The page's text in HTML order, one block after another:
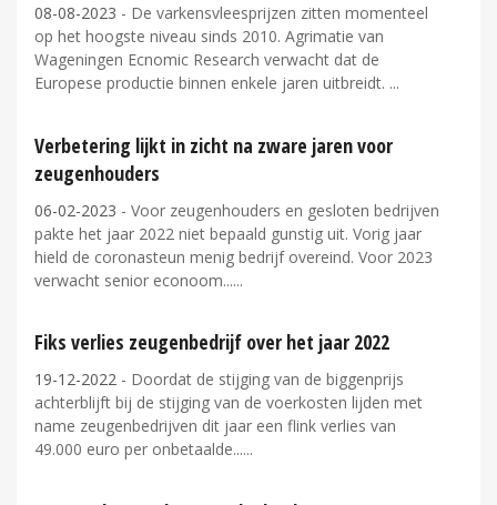
08-08-2023 - De varkensvleesprijzen zitten momenteel
op het hoogste niveau sinds 2010. Agrimatie van
Wageningen Ecnomic Research verwacht dat de
Europese productie binnen enkele jaren uitbreidt.
Verbetering lijkt in zicht na zware jaren voor
zeugenhouders
06-02-2023 - Voor zeugenhouders en gesloten bedrijven
pakte het jaar 2022 niet bepaald gunstig uit. Vorig jaar
hield de coronasteun menig bedrijf overeind. Voor 2023
verwacht senior econoom...
Fiks verlies zeugenbedrijf over het jaar 2022
19-12-2022 - Doordat de stijging van de biggenprijs
achterblijft bij de stijging van de voerkosten lijden met
name zeugenbedrijven dit jaar een flink verlies van
49.000 euro per onbetaalde...